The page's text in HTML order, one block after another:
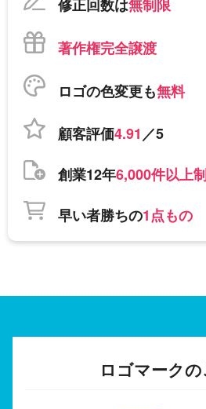
修正回数は無制限
著作権完全譲渡
ロゴの色変更も無料
顧客評価4.91／5
創業12年6,000件以上
早い者勝ちの1点もの
ロゴマークの